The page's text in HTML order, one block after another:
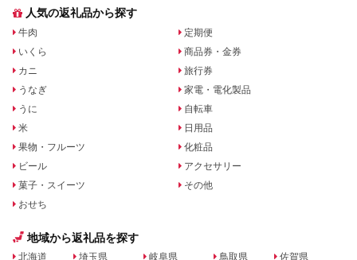
人気の返礼品から探す
牛肉
いくら
カニ
うなぎ
うに
米
果物・フルーツ
ビール
菓子・スイーツ
おせち
定期便
商品券・金券
旅行券
家電・電化製品
自転車
日用品
化粧品
アクセサリー
その他
地域から返礼品を探す
北海道 埼玉県 岐阜県 鳥取県 佐賀県